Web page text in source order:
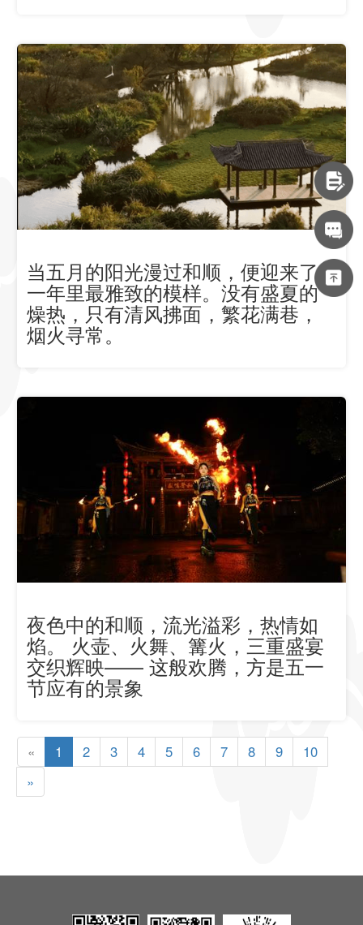
当五月的阳光漫过和顺，便迎来了
一年里最雅致的模样。没有盛夏的
燥热，只有清风拂面，繁花满巷，
烟火寻常。
夜色中的和顺，流光溢彩，热情如
焰。 火壶、火舞、篝火，三重盛宴
交织辉映—— 这般欢腾，方是五一
节应有的景象
« 1 2 3 4 5 6 7 8 9
10
»